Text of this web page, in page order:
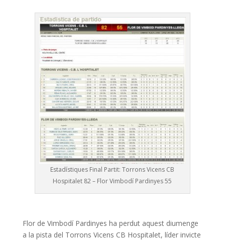
Estadístiques Final Partit: Torrons Vicens CB
Hospitalet 82 – Flor Vimbodí Pardinyes 55
Flor de Vimbodí Pardinyes ha perdut aquest diumenge
a la pista del Torrons Vicens CB Hospitalet, líder invicte